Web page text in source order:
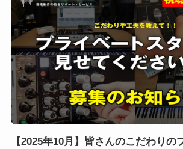
【2025年10月】皆さんのこだわりの